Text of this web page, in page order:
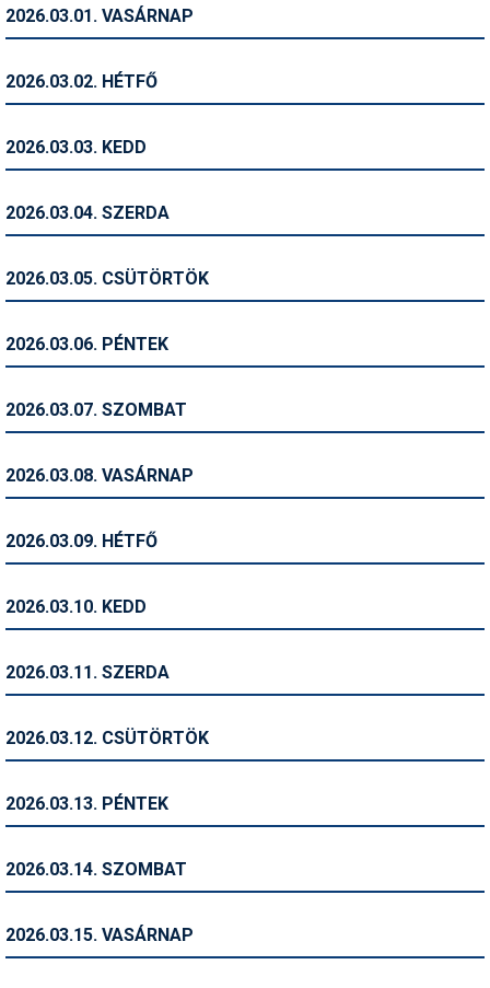
Humor
Ingatlan
Interjúk
Kerékpár
Korcsolya
Magazinok
Munkavállalás
Pályázatok
Portálinfo
Síbérletárak
Síbörze
Sífelszerelés
Sífutás
Símánia
Síoktatás
2026.03.01. VASÁRNAP
2026.03.02. HÉTFŐ
2026.03.03. KEDD
2026.03.04. SZERDA
2026.03.05. CSÜTÖRTÖK
2026.03.06. PÉNTEK
2026.03.07. SZOMBAT
2026.03.08. VASÁRNAP
2026.03.09. HÉTFŐ
2026.03.10. KEDD
2026.03.11. SZERDA
2026.03.12. CSÜTÖRTÖK
2026.03.13. PÉNTEK
2026.03.14. SZOMBAT
2026.03.15. VASÁRNAP